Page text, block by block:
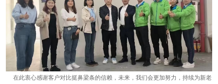
在此衷心感谢客户对比挺鼻梁条的信赖，未来，我们会更加努力，持续为新老